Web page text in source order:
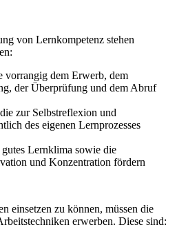
von Lernkompetenz stehen
vorrangig dem Erwerb, dem
der Überprüfung und dem Abruf
zur Selbstreflexion und
des eigenen Lernprozesses
Lernklima sowie die
und Konzentration fördern
einsetzen zu können, müssen die
erwerben. Diese sind: